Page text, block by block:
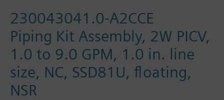
230043041.0-A2CCE
Piping Kit Assembly, 2W PICV,
1.0 to 9.0 GPM, 1.0 in. line
size, NC, SSD81U, floating,
NSR